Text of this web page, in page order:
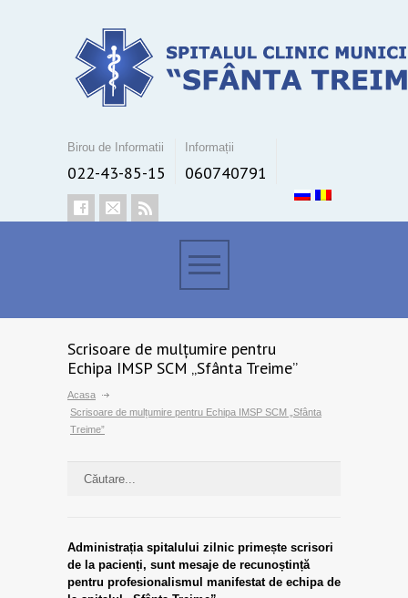
Birou de Informatii
022-43-85-15
Informații
060740791
Scrisoare de mulțumire pentru
Echipa IMSP SCM „Sfânta Treime”
Acasa
Scrisoare de mulțumire pentru Echipa IMSP SCM „Sfânta
Treime”
Administrația spitalului zilnic primește scrisori
de la pacienți, sunt mesaje de recunoștință
pentru profesionalismul manifestat de echipa de